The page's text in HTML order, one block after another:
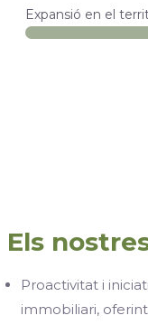
Expansió en el
Els
Proactivitat i
immobiliari,